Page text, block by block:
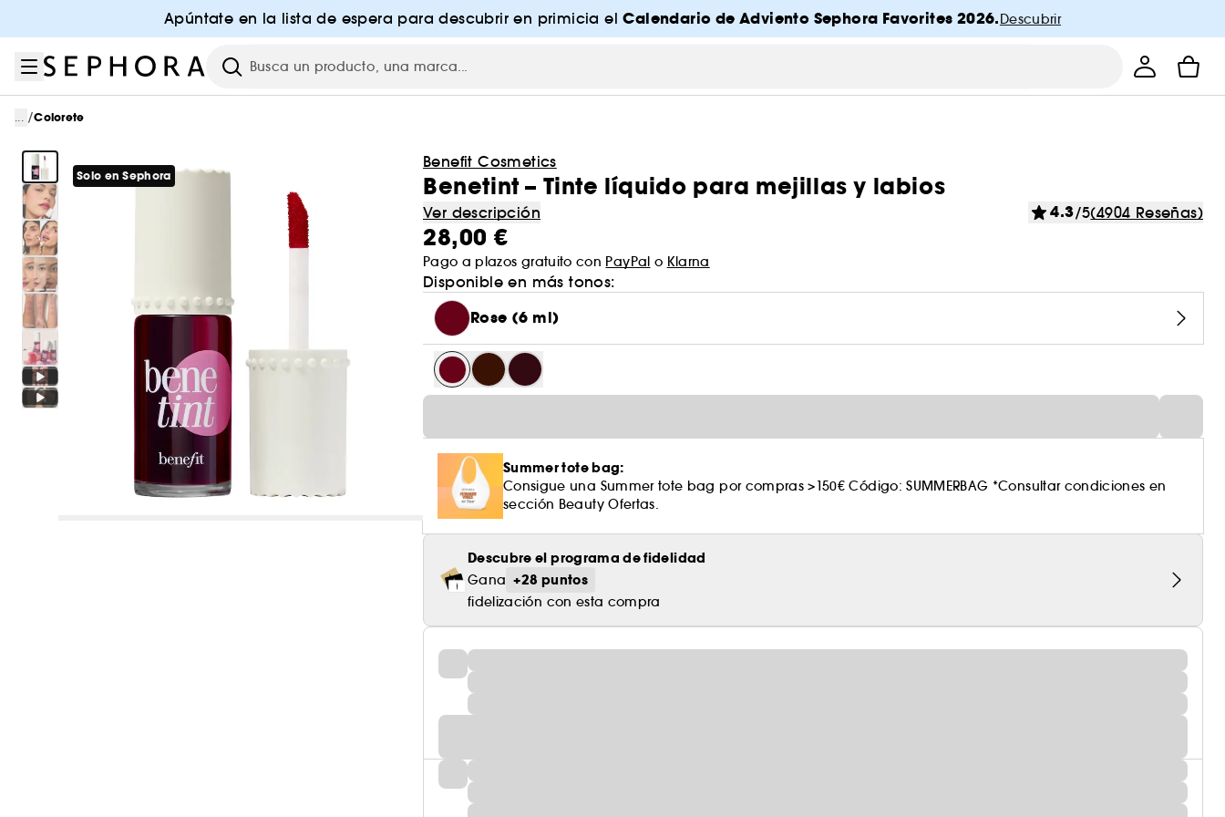
Ir al contenido principal
Apúntate en la lista de espera para descubrir en primicia elCalendario de Adviento Sephora Favorites 2026.Descubrir
Investigación
... /Colorete
Solo en Sephora
Benefit Cosmetics
Benetint – Tinte líquido para mejillas y labios
Ver descripción 4.3/5(4904 Reseñas)
28,00 €
Pago a plazos gratuito con PayPal o Klarna
Disponible en más tonos:
Rose (6 ml)
Summer tote bag:
Consigue una Summer tote bag por compras >150€ Código: SUMMERBAG *Consultar condiciones en
sección Beauty Ofertas.
Descubre el programa de fidelidad
Gana +28 puntos
fidelización con esta compra